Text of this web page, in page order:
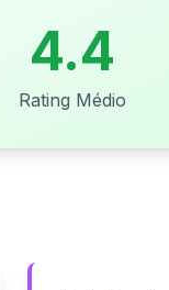
4.4
Rating Médio